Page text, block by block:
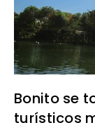
Bonito se
turísticos